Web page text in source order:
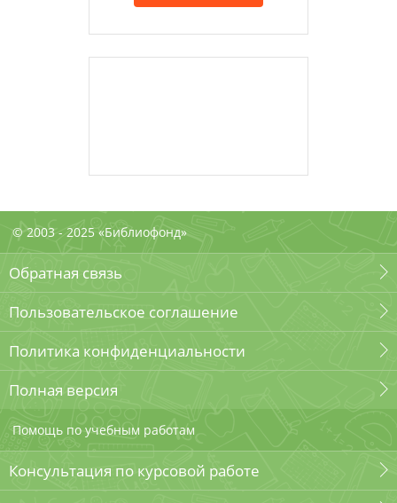
© 2003 - 2025 «Библиофонд»
Обратная связь
Пользовательское соглашение
Политика конфиденциальности
Полная версия
Помощь по учебным работам
Консультация по курсовой работе